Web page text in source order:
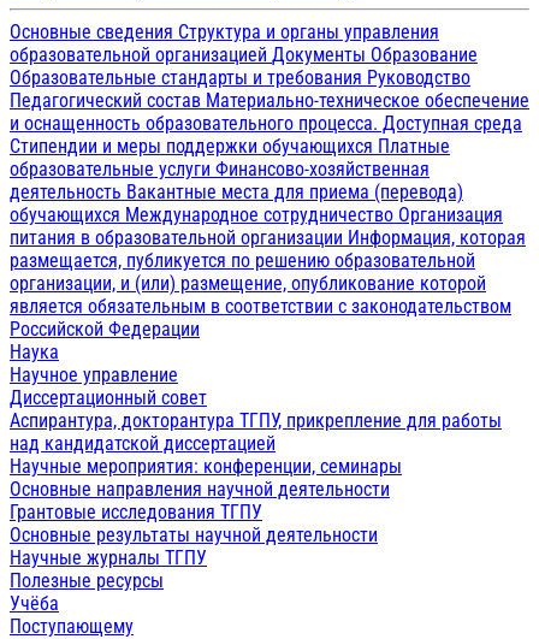
Основные сведения Структура и органы управления
образовательной организацией Документы Образование
Образовательные стандарты и требования Руководство
Педагогический состав Материально-техническое обеспечение
и оснащенность образовательного процесса. Доступная среда
Стипендии и меры поддержки обучающихся Платные
образовательные услуги Финансово-хозяйственная
деятельность Вакантные места для приема (перевода)
обучающихся Международное сотрудничество Организация
питания в образовательной организации Информация, которая
размещается, публикуется по решению образовательной
организации, и (или) размещение, опубликование которой
является обязательным в соответствии с законодательством
Российской Федерации
Наука
Научное управление
Диссертационный совет
Аспирантура, докторантура ТГПУ, прикрепление для работы
над кандидатской диссертацией
Научные мероприятия: конференции, семинары
Основные направления научной деятельности
Грантовые исследования ТГПУ
Основные результаты научной деятельности
Научные журналы ТГПУ
Полезные ресурсы
Учёба
Поступающему